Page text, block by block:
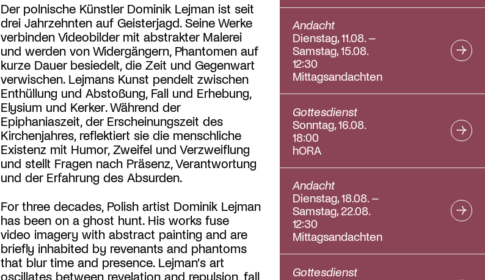
Der polnische Künstler Dominik Lejman ist seit
drei Jahrzehnten auf Geisterjagd. Seine Werke
verbinden Videobilder mit abstrakter Malerei
und werden von Widergängern, Phantomen auf
kurze Dauer besiedelt, die Zeit und Gegenwart
verwischen. Lejmans Kunst pendelt zwischen
Enthüllung und Abstoßung, Fall und Erhebung,
Elysium und Kerker. Während der
Epiphaniaszeit, der Erscheinungszeit des
Kirchenjahres, reflektiert sie die menschliche
Existenz mit Humor, Zweifel und Verzweiflung
und stellt Fragen nach Präsenz, Verantwortung
und der Erfahrung des Absurden.
For three decades, Polish artist Dominik Lejman
has been on a ghost hunt. His works fuse
video imagery with abstract painting and are
briefly inhabited by revenants and phantoms
that blur time and presence. Lejman’s art
oscillates between revelation and repulsion, fall
Andacht
Dienstag, 11.08. –
Samstag, 15.08.
12:30
Mittagsandachten
Gottesdienst
Sonntag, 16.08.
18:00
hORA
Andacht
Dienstag, 18.08. –
Samstag, 22.08.
12:30
Mittagsandachten
Gottesdienst